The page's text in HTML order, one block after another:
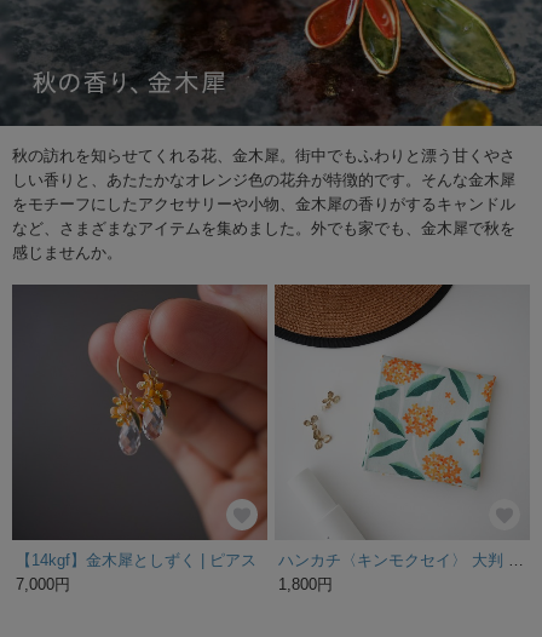
秋の訪れを知らせてくれる花、金木犀。街中でもふわりと漂う甘くやさ
しい香りと、あたたかなオレンジ色の花弁が特徴的です。そんな金木犀
をモチーフにしたアクセサリーや小物、金木犀の香りがするキャンドル
など、さまざまなアイテムを集めました。外でも家でも、金木犀で秋を
感じませんか。
【14kgf】金木犀としずく | ピアス
7,000円
1,800円